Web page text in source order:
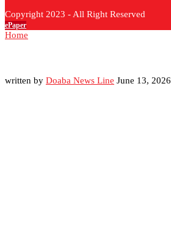
Copyright 2023 - All Right Reserved
ePaper
Home
written by Doaba News Line June 13, 2026